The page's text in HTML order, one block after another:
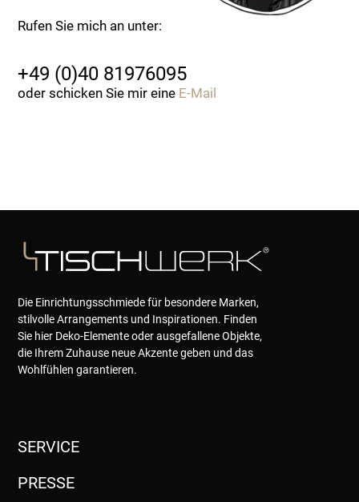
Rufen Sie mich an unter:
+49 (0)40 81976095
oder schicken Sie mir eine E-Mail
Die Einrichtungsschmiede für besondere Marken,
stilvolle Arrangements und Inspirationen. Finden
Sie hier Deko-Elemente oder ausgefallene Objekte,
die Ihrem Zuhause neue Akzente geben und das
Wohlfühlen garantieren.
SERVICE
PRESSE